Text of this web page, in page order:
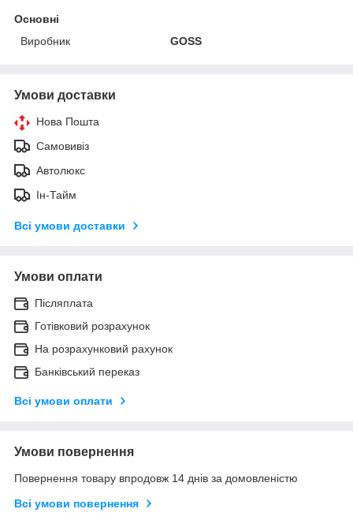
Основні
Виробник
GOSS
Умови доставки
Нова Пошта
Самовивіз
Автолюкс
Ін-Тайм
Всі умови доставки
Умови оплати
Післяплата
Готівковий розрахунок
На розрахунковий рахунок
Банківський переказ
Всі умови оплати
Умови повернення
Повернення товару впродовж 14 днів за домовленістю
Всі умови повернення